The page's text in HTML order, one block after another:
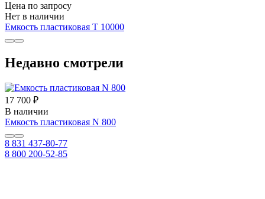
Цена по запросу
Нет в наличии
Емкость пластиковая Т 10000
Недавно смотрели
17 700 ₽
В наличии
Емкость пластиковая N 800
8 831 437-80-77
8 800 200-52-85